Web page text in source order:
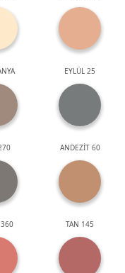
EYLÜL 25
ANDEZİT 60
360 TAN 145